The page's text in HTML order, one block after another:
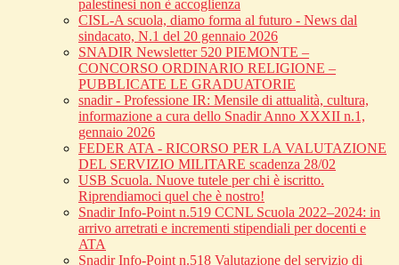
palestinesi non è accoglienza
CISL-A scuola, diamo forma al futuro - News dal
sindacato, N.1 del 20 gennaio 2026
SNADIR Newsletter 520 PIEMONTE –
CONCORSO ORDINARIO RELIGIONE –
PUBBLICATE LE GRADUATORIE
snadir - Professione IR: Mensile di attualità, cultura,
informazione a cura dello Snadir Anno XXXII n.1,
gennaio 2026
FEDER ATA - RICORSO PER LA VALUTAZIONE
DEL SERVIZIO MILITARE scadenza 28/02
USB Scuola. Nuove tutele per chi è iscritto.
Riprendiamoci quel che è nostro!
Snadir Info-Point n.519 CCNL Scuola 2022–2024: in
arrivo arretrati e incrementi stipendiali per docenti e
ATA
Snadir Info-Point n.518 Valutazione del servizio di